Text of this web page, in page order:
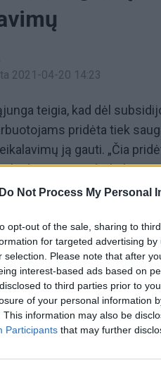
Do Not Process My Personal
opt-out of the sale, sharing to
for targeted advertising
selection. Please note that after
interest-based ads based on
to third parties prior to
of your personal information
This information may also be
Participants that may further
2021-04-20 14:23
teigia, kad dėl
pridėta tiek
ją gauti. „Čia
95 proc. gidų, kelionių
gautume šitą išmoką, mes
veiklą. Gido veikla nuo
veiklą, kuri yra
koronavirusas
koronaviruso